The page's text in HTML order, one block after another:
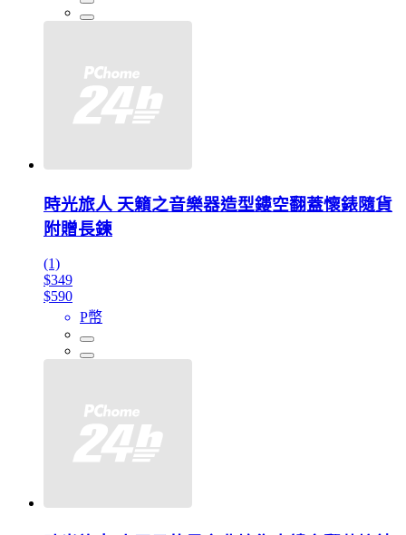
時光旅人 天籟之音樂器造型鏤空翻蓋懷錶隨貨
附贈長鍊
(1)
$349
$590
P幣